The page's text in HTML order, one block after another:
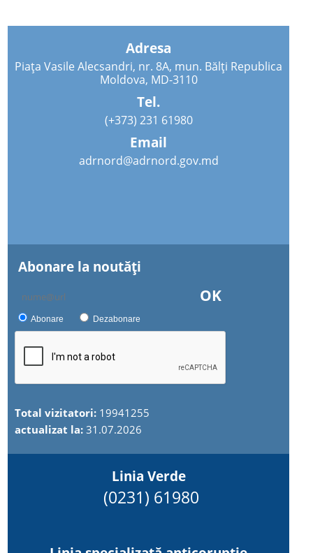
Adresa
Piața Vasile Alecsandri, nr. 8A, mun. Bălți Republica
Moldova, MD-3110
Tel.
(+373) 231 61980
Email
adrnord@adrnord.gov.md
Abonare la noutăţi
OK
Abonare Dezabonare
Total vizitatori: 19941255
actualizat la:31.07.2026
Linia Verde
(0231) 61980